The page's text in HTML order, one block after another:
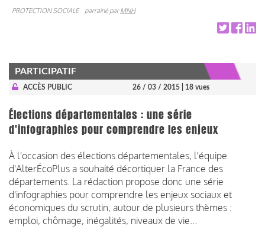
PROTECTION SOCIALE
parrainé parMNH
PARTICIPATIF
ACCÈS PUBLIC 26 / 03 / 2015 | 18 vues
Élections départementales : une série
d'infographies pour comprendre les enjeux
À l'occasion des élections départementales, l'équipe
d'AlterÉcoPlus a souhaité décortiquer la France des
départements. La rédaction propose donc une série
d'infographies pour comprendre les enjeux sociaux et
économiques du scrutin, autour de plusieurs thèmes :
emploi, chômage, inégalités, niveaux de vie...